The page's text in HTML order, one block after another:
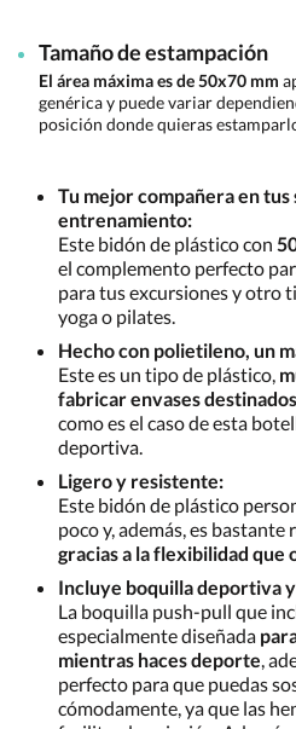
Tamaño de estampación
El área máxima es de 50x70 mm
genérica y puede variar
posición donde quieras
Tu mejor compañera en tus
entrenamiento:
Este bidón de plástico con
el complemento perfecto
para tus excursiones y otro
yoga o pilates.
Hecho con polietileno, un
Este es un tipo de plástico,
fabricar envases
como es el caso de esta
deportiva.
Ligero y resistente:
Este bidón de plástico
poco y, además, es bastante
gracias a la flexibilidad que
Incluye boquilla deportiva
La boquilla push-pull que
especialmente diseñada
mientras haces deporte,
perfecto para que puedas
cómodamente, ya que las